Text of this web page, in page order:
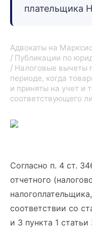
плательщика
Адвокаты на
Публикации по
Налоговые вычеты
периоде, когда
и приняты на учет и
соответствующего
Согласно п. 4 ст.
отчетного
соответствии со
и 3 пункта 1